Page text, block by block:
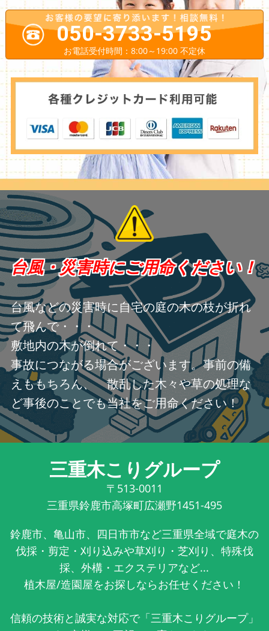
050-3733-5195
お電話受付時間：8:00～19:00 不定休
台風・災害時にご用命ください！
台風などの災害時に自宅の庭の木の枝が折れ
て飛んで・・・
敷地内の木が倒れて・・・
事故につながる場合がございます。事前の備
えももちろん、 散乱した木々や草の処理な
ど事後のことでも当社をご用命ください！
三重木こりグループ
〒513-0011
三重県鈴鹿市高塚町広瀬野1451-495
鈴鹿市、亀山市、四日市市など三重県全域で庭木の
伐採・剪定・刈り込みや草刈り・芝刈り、特殊伐
採、外構・エクステリアなど...
植木屋/造園屋をお探しならお任せください！
信頼の技術と誠実な対応で「三重木こりグループ」